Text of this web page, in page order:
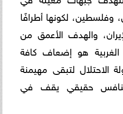
وفلسطين، لكونها أطرافًا
والهدف الأعمق من
الغربية هو إضعاف كافة
الاحتلال لتبقى مهيمنة
حقيقي يقف في